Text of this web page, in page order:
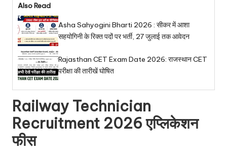
Also Read
Asha Sahyogini Bharti 2026 : सीकर में आशा
सहयोगिनी के रिक्त पदों पर भर्ती, 27 जुलाई तक आवेदन
Rajasthan CET Exam Date 2026: राजस्थान CET
परीक्षा की तारीखें घोषित
Railway Technician
Recruitment 2026 एप्लिकेशन
फीस